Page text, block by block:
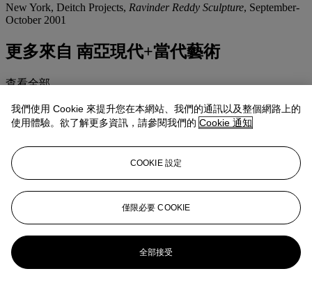
New York, Deitch Projects, Ravinder Reddy Sculpture, September-
October 2001
更多來自 南亞現代+當代藝術
查看全部
我們使用 Cookie 來提升您在本網站、我們的通訊以及整個網路上的
使用體驗。欲了解更多資訊，請參閱我們的 Cookie 通知
COOKIE 設定
僅限必要 COOKIE
全部接受